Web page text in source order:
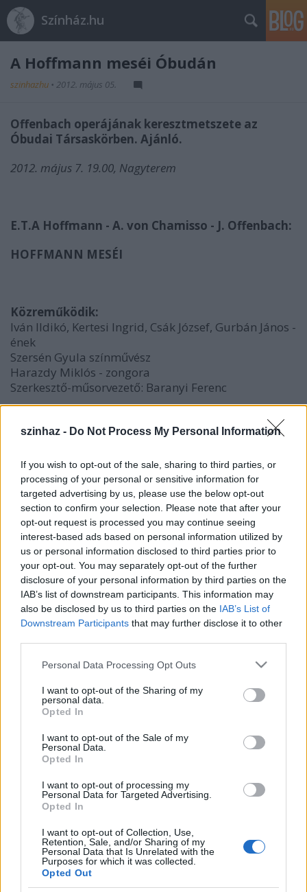
szinhaz - Do Not Process My Personal Information
If you wish to opt-out of the sale, sharing to third parties, or
processing of your personal or sensitive information for
targeted advertising by us, please use the below opt-out
section to confirm your selection. Please note that after your
opt-out request is processed you may continue seeing
interest-based ads based on personal information utilized by
us or personal information disclosed to third parties prior to
your opt-out. You may separately opt-out of the further
disclosure of your personal information by third parties on the
IAB’s list of downstream participants. This information may
also be disclosed by us to third parties on the IAB’s List of
Downstream Participants that may further disclose it to other
Please note that this website/app uses one or more Google
not limited to your visit or usage behaviour. You may click to
grant or deny consent to Google and its third-party tags to
use your data for below specified purposes in below Google
consent section.
Personal Data Processing Opt Outs
I want to opt-out of the Sharing of my
personal data.
Opted In
I want to opt-out of the Sale of my
Personal Data.
Opted In
I want to opt-out of processing my
Personal Data for Targeted Advertising.
Opted In
I want to opt-out of Collection, Use,
Retention, Sale, and/or Sharing of my
Personal Data that Is Unrelated with the
Purposes for which it was collected.
Opted Out
Színház.hu
A Hoffmann meséi Óbudán
szinhazhu • 2012. május 05.
Offenbach operájának keresztmetszete az
Óbudai Társaskörben. Ajánló.
2012. május 7. 19.00, Nagyterem
E.T.A Hoffmann - A. von Chamisso - J. Offenbach:
HOFFMANN MESÉI
Közreműködik:
Iván Ildikó, Kertesi Ingrid, Csák József, Gurbán János -
ének
Szersén Gyula színművész
Harazdy Miklós - zongora
Szerkesztő-műsorvezető: Baranyi Ferenc
operettet szerzett. Hattyúdala, utolsó műve a zenés
színpadon viszont opera volt: aHoffmann meséi
Ennek a varázslatos dalműnek a legszebb részleteit,
valamint története főhősének, E.T.A. Hoffmannak
novelláit (megspékelve egy Chamisso-
regényrészlettel) hallhatják azok, akik május 7-én
ellátogatnak az Óbudai Társaskörbe.
Belépőjegy: 1800 Ft, senior és diákjegy: 900 Ft
A Civil Rádió és az operaportal.hu támogatásával